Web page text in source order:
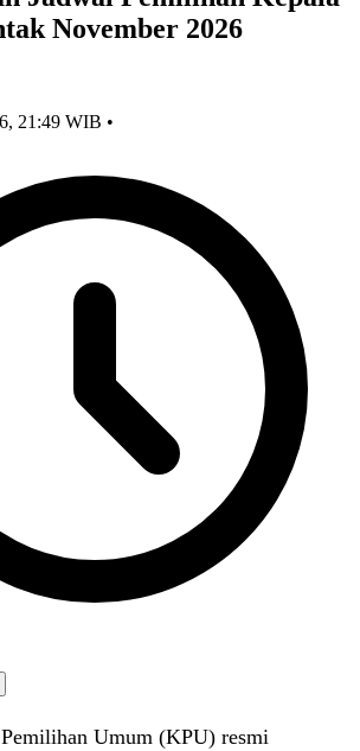
November 2026
21:49 WIB •
Umum (KPU) resmi